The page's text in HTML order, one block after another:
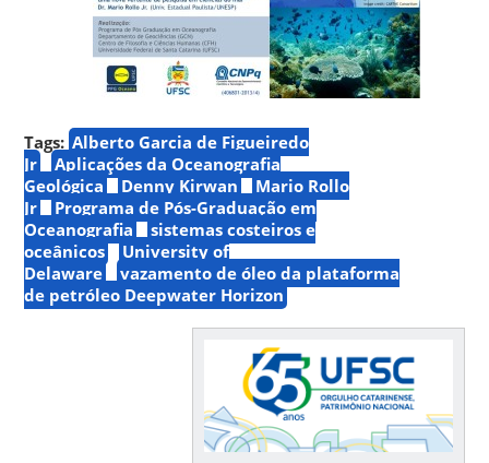
Tags: Alberto Garcia de Figueiredo
Jr
Aplicações da Oceanografia
Geológica
Denny Kirwan
Mario Rollo
Jr
Programa de Pós-Graduação em
Oceanografia
sistemas costeiros e
oceânicos
University of
Delaware
vazamento de óleo da plataforma
de petróleo Deepwater Horizon